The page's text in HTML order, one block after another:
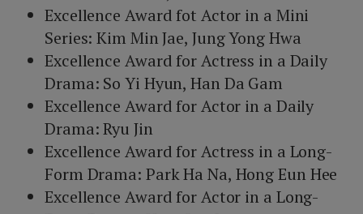
Excellence Award fot Actor in a Mini
Series: Kim Min Jae, Jung Yong Hwa
Excellence Award for Actress in a Daily
Drama: So Yi Hyun, Han Da Gam
Excellence Award for Actor in a Daily
Drama: Ryu Jin
Excellence Award for Actress in a Long-
Form Drama: Park Ha Na, Hong Eun Hee
Excellence Award for Actor in a Long-